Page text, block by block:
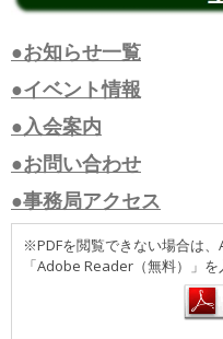
●お知らせ一覧
●イベント情報
●入会案内
●お問い合わせ
●事務局アクセス
※PDFを閲覧できない場合は
「Adobe Reader（無料）」を